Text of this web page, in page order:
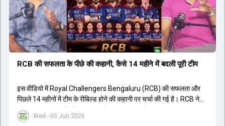
त्रिकोणीय सीरीज के लिए इंडिया ए टीम में भी शामिल कर लिया गया है।
Wed - 03 Jun 2026
RCB की सफलता के पीछे की कहानी, कैसे 14 महीने में बदली पूरी टीम
इस वीडियो में Royal Challengers Bengaluru (RCB) की सफलता और
पिछले 14 महीनों में टीम के रीबिल्ड होने की कहानी पर चर्चा की गई है। RCB ने
अपनी पुरानी गलतियों को स्वीकार करते हुए एक नया रिसेट बटन दबाया। टीम
मैनेजमेंट में Mo Bobat, Andy Flower, Dinesh Karthik और एनालिस्ट